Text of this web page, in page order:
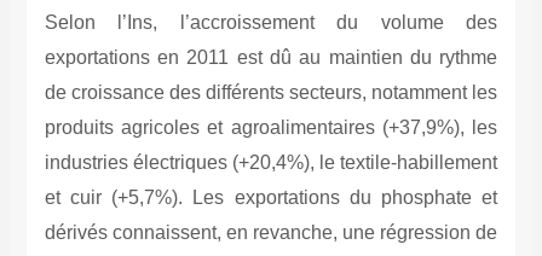
Selon l’Ins, l’accroissement du volume des
exportations en 2011 est dû au maintien du rythme
de croissance des différents secteurs, notamment les
produits agricoles et agroalimentaires (+37,9%), les
industries électriques (+20,4%), le textile-habillement
et cuir (+5,7%). Les exportations du phosphate et
dérivés connaissent, en revanche, une régression de